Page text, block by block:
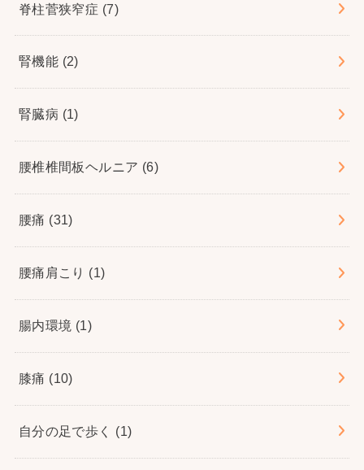
脊柱菅狭窄症 (7)
腎機能 (2)
腎臓病 (1)
腰椎椎間板ヘルニア (6)
腰痛 (31)
腰痛肩こり (1)
腸内環境 (1)
膝痛 (10)
自分の足で歩く (1)